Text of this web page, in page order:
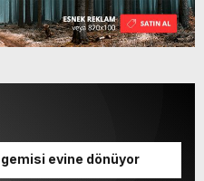
gemisi evine dönüyor